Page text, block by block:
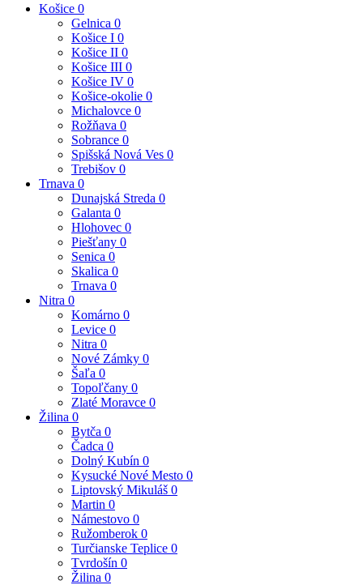
Košice 0
Gelnica 0
Košice I 0
Košice II 0
Košice III 0
Košice IV 0
Košice-okolie 0
Michalovce 0
Rožňava 0
Sobrance 0
Spišská Nová Ves 0
Trebišov 0
Trnava 0
Dunajská Streda 0
Galanta 0
Hlohovec 0
Piešťany 0
Senica 0
Skalica 0
Trnava 0
Nitra 0
Komárno 0
Levice 0
Nitra 0
Nové Zámky 0
Šaľa 0
Topoľčany 0
Zlaté Moravce 0
Žilina 0
Bytča 0
Čadca 0
Dolný Kubín 0
Kysucké Nové Mesto 0
Liptovský Mikuláš 0
Martin 0
Námestovo 0
Ružomberok 0
Turčianske Teplice 0
Tvrdošín 0
Žilina 0